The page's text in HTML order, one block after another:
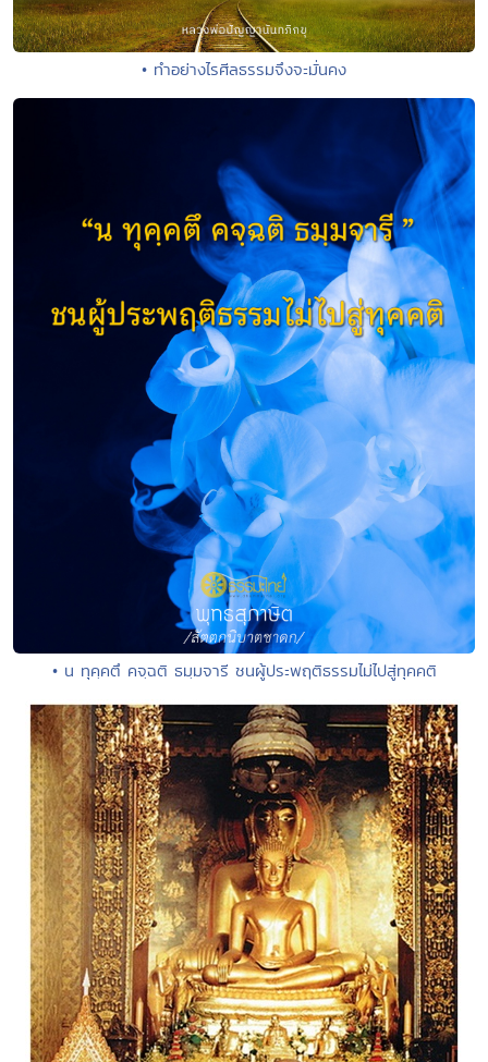
• ทำอย่างไรศีลธรรมจึงจะมั่นคง
• น ทุคฺคตึ คจฺฉติ ธมฺมจารี ชนผู้ประพฤติธรรมไม่ไปสู่ทุคคติ